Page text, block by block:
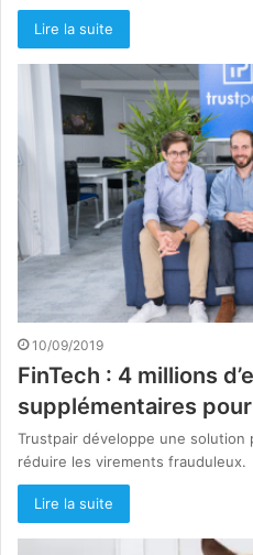
Lire la suite
10/09/2019
FinTech : 4 millions
supplémentaires
Trustpair développe une solution
réduire les virements frauduleux.
Lire la suite